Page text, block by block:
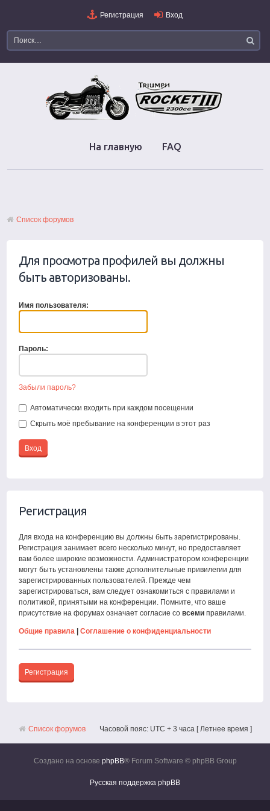
Регистрация Вход
На главную FAQ
Список форумов
Для просмотра профилей вы должны
быть авторизованы.
Имя пользователя:
Пароль:
Забыли пароль?
Автоматически входить при каждом посещении
Скрыть моё пребывание на конференции в этот раз
Регистрация
Для входа на конференцию вы должны быть зарегистрированы.
Регистрация занимает всего несколько минут, но предоставляет
вам более широкие возможности. Администратором конференции
могут быть установлены также дополнительные привилегии для
зарегистрированных пользователей. Прежде чем
зарегистрироваться, вам следует ознакомиться с правилами и
политикой, принятыми на конференции. Помните, что ваше
присутствие на форумах означает согласие совсеми правилами.
Общие правила |Соглашение о конфиденциальности
Регистрация
Список форумов Часовой пояс: UTC + 3 часа [ Летнее время ]
Создано на основе phpBB® Forum Software © phpBB Group
Русская поддержка phpBB